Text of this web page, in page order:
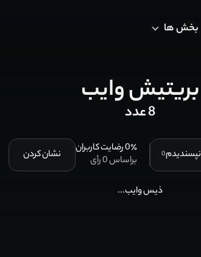
بخش ها
بریتیش وایب
8 عدد
نپسندیدم0
0٪ رضایت کاربران
براساس0رأی نشان کردن
ذیس وایب.‌‌‌..